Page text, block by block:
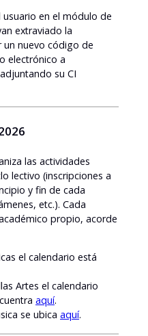
en el módulo de
extraviado la
un nuevo código de
electrónico a
adjuntando su CI
las actividades
lectivo (inscripciones a
y fin de cada
etc.). Cada
propio, acorde
el calendario está
Artes el calendario
aquí.
se ubica aquí.